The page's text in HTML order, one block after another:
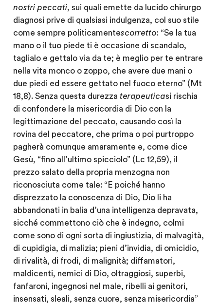
nostri peccati, sui quali emette da lucido chirurgo
diagnosi prive di qualsiasi indulgenza, col suo stile
come sempre politicamentescorretto: “Se la tua
mano o il tuo piede ti è occasione di scandalo,
taglialo e gettalo via da te; è meglio per te entrare
nella vita monco o zoppo, che avere due mani o
due piedi ed essere gettato nel fuoco eterno” (Mt
18,8). Senza questa durezza terapeuticasi rischia
di confondere la misericordia di Dio con la
legittimazione del peccato, causando così la
rovina del peccatore, che prima o poi purtroppo
pagherà comunque amaramente e, come dice
Gesù, “fino all’ultimo spicciolo” (Lc 12,59), il
prezzo salato della propria menzogna non
riconosciuta come tale: “E poiché hanno
disprezzato la conoscenza di Dio, Dio li ha
abbandonati in balia d’una intelligenza depravata,
sicché commettono ciò che è indegno, colmi
come sono di ogni sorta di ingiustizia, di malvagità,
di cupidigia, di malizia; pieni d’invidia, di omicidio,
di rivalità, di frodi, di malignità; diffamatori,
maldicenti, nemici di Dio, oltraggiosi, superbi,
fanfaroni, ingegnosi nel male, ribelli ai genitori,
insensati, sleali, senza cuore, senza misericordia”